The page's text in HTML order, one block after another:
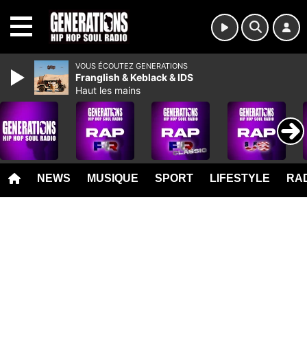
NEWS MUSIQUE SPORT LIFESTYLE
VOUS ÉCOUTEZ GENERATIONS
Franglish & Keblack & IDS
Haut les mains